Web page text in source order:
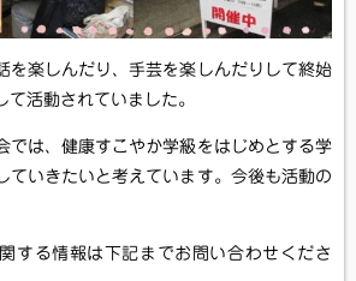
を楽しんだり、手芸を楽しんだりして終始
活動されていました。
では、健康すこやか学級をはじめとする学
ていきたいと考えています。今後も活動の
する情報は下記までお問い合わせくださ